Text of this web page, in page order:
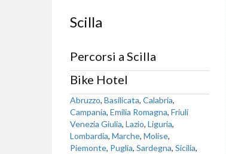
Scilla
Percorsi a Scilla
Bike Hotel
Abruzzo, Basilicata, Calabria,
Campania, Emilia Romagna, Friuli
Venezia Giulia, Lazio, Liguria,
Lombardia, Marche, Molise,
Piemonte, Puglia, Sardegna, Sicilia,